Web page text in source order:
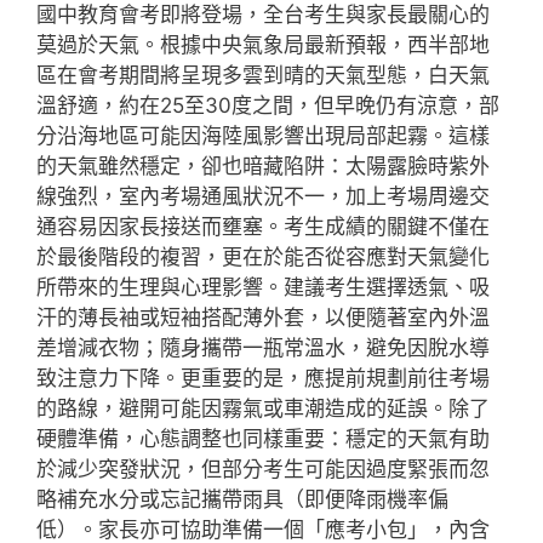
國中教育會考即將登場，全台考生與家長最關心的
莫過於天氣。根據中央氣象局最新預報，西半部地
區在會考期間將呈現多雲到晴的天氣型態，白天氣
溫舒適，約在25至30度之間，但早晚仍有涼意，部
分沿海地區可能因海陸風影響出現局部起霧。這樣
的天氣雖然穩定，卻也暗藏陷阱：太陽露臉時紫外
線強烈，室內考場通風狀況不一，加上考場周邊交
通容易因家長接送而壅塞。考生成績的關鍵不僅在
於最後階段的複習，更在於能否從容應對天氣變化
所帶來的生理與心理影響。建議考生選擇透氣、吸
汗的薄長袖或短袖搭配薄外套，以便隨著室內外溫
差增減衣物；隨身攜帶一瓶常溫水，避免因脫水導
致注意力下降。更重要的是，應提前規劃前往考場
的路線，避開可能因霧氣或車潮造成的延誤。除了
硬體準備，心態調整也同樣重要：穩定的天氣有助
於減少突發狀況，但部分考生可能因過度緊張而忽
略補充水分或忘記攜帶雨具（即便降雨機率偏
低）。家長亦可協助準備一個「應考小包」，內含